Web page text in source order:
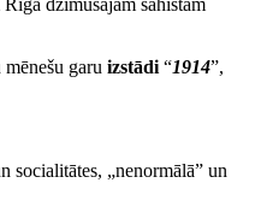
dzimušajam šahistam
garu izstādi “1914”,
socialitātes, „nenormālā” un